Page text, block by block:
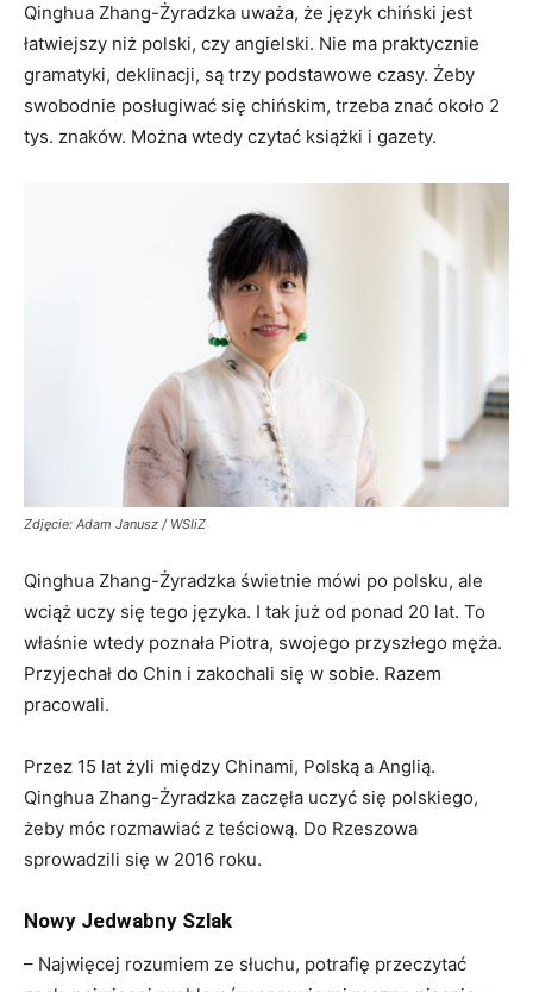
Qinghua Zhang-Żyradzka uważa, że język chiński jest
łatwiejszy niż polski, czy angielski. Nie ma praktycznie
gramatyki, deklinacji, są trzy podstawowe czasy. Żeby
swobodnie posługiwać się chińskim, trzeba znać około 2
tys. znaków. Można wtedy czytać książki i gazety.
Zdjęcie: Adam Janusz / WSIiZ
Qinghua Zhang-Żyradzka świetnie mówi po polsku, ale
wciąż uczy się tego języka. I tak już od ponad 20 lat. To
właśnie wtedy poznała Piotra, swojego przyszłego męża.
Przyjechał do Chin i zakochali się w sobie. Razem
pracowali.
Przez 15 lat żyli między Chinami, Polską a Anglią.
Qinghua Zhang-Żyradzka zaczęła uczyć się polskiego,
żeby móc rozmawiać z teściową. Do Rzeszowa
sprowadzili się w 2016 roku.
Nowy Jedwabny Szlak
– Najwięcej rozumiem ze słuchu, potrafię przeczytać